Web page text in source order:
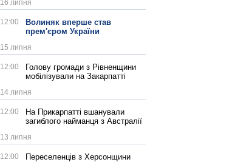
16 липня
12:00
Волиняк вперше став
прем'єром України
15 липня
12:00
Голову громади з Рівненщини
мобілізували на Закарпатті
14 липня
12:00
На Прикарпатті вшанували
загиблого найманця з Австралії
13 липня
12:00
Переселенців з Херсонщини